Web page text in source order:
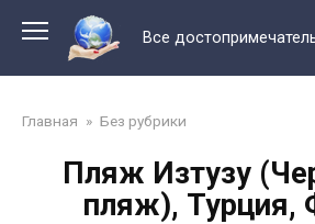
контенту
Все
Главная » Без рубрики
Пляж Изтузу
пляж), Турция,